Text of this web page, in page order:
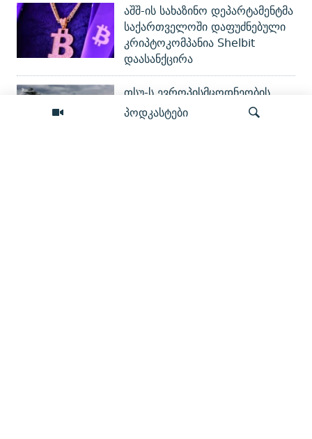
პოდკასტები
აშშ-ის სახაზინო დეპარტამენტმა
საქართველოში დაფუძნებული
კრიპტოკომპანია Shelbit
დაასანქცირა
თსუ-ს ევროპისმცოდნეობის
პროგრამა წელს სტუდენტებს
ვეღარ მიიღებს - რატომ?